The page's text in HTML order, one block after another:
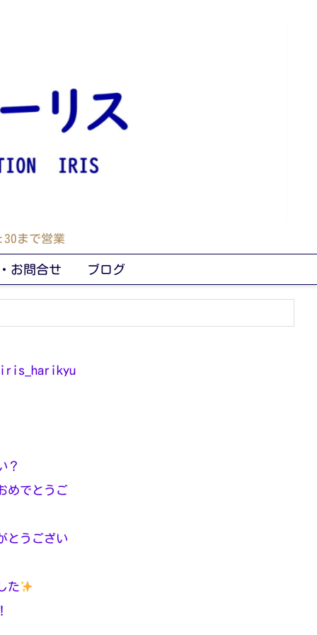
まで営業
お問合せ ブログ
iris_harikyu
？
めでとうご
とうござい
た